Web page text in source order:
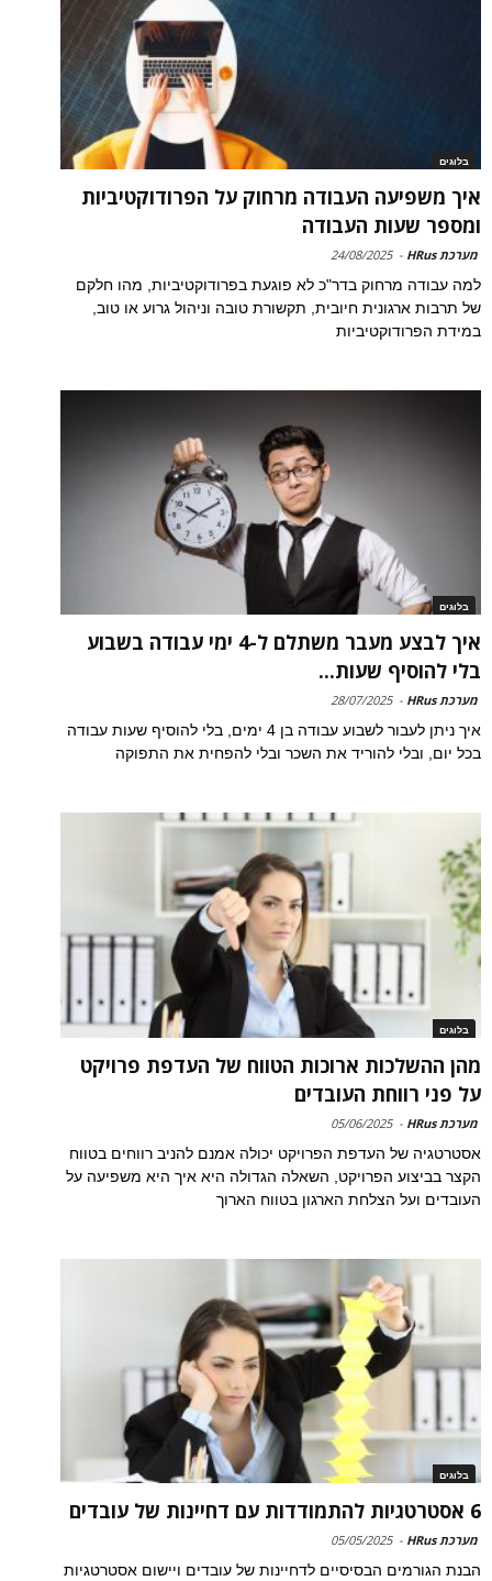
בלוגים
איך משפיעה העבודה מרחוק על הפרודוקטיביות
ומספר שעות העבודה
מערכת HRus -
24/08/2025
למה עבודה מרחוק בדר"כ לא פוגעת בפרודוקטיביות, מהו חלקם
של תרבות ארגונית חיובית, תקשורת טובה וניהול גרוע או טוב,
במידת הפרודוקטיביות
בלוגים
איך לבצע מעבר משתלם ל-4 ימי עבודה בשבוע
בלי להוסיף שעות...
מערכת HRus -
28/07/2025
איך ניתן לעבור לשבוע עבודה בן 4 ימים, בלי להוסיף שעות עבודה
בכל יום, ובלי להוריד את השכר ובלי להפחית את התפוקה
בלוגים
מהן ההשלכות ארוכות הטווח של העדפת פרויקט
על פני רווחת העובדים
מערכת HRus -
05/06/2025
אסטרטגיה של העדפת הפרויקט יכולה אמנם להניב רווחים בטווח
הקצר בביצוע הפרויקט, השאלה הגדולה היא איך היא משפיעה על
העובדים ועל הצלחת הארגון בטווח הארוך
בלוגים
6 אסטרטגיות להתמודדות עם דחיינות של עובדים
מערכת HRus -
05/05/2025
הבנת הגורמים הבסיסיים לדחיינות של עובדים ויישום אסטרטגיות